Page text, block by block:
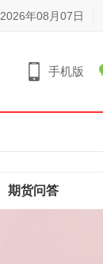
2026年08月07日
手机版
期货问答